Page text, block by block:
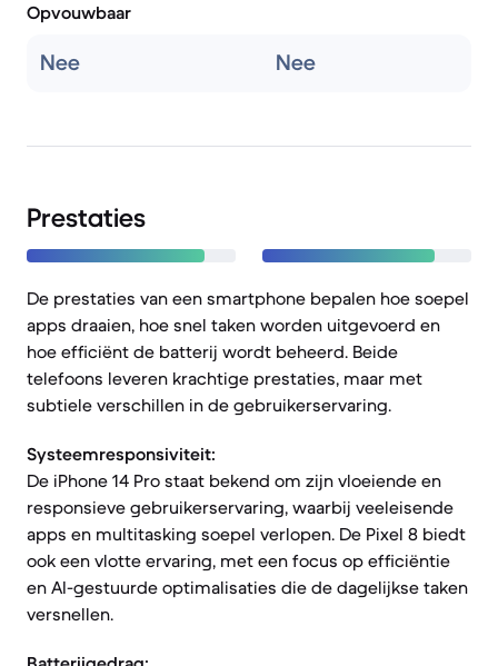
Opvouwbaar
Nee Nee
Prestaties
De prestaties van een smartphone bepalen hoe soepel
apps draaien, hoe snel taken worden uitgevoerd en
hoe efficiënt de batterij wordt beheerd. Beide
telefoons leveren krachtige prestaties, maar met
subtiele verschillen in de gebruikerservaring.
Systeemresponsiviteit:
De iPhone 14 Pro staat bekend om zijn vloeiende en
responsieve gebruikerservaring, waarbij veeleisende
apps en multitasking soepel verlopen. De Pixel 8 biedt
ook een vlotte ervaring, met een focus op efficiëntie
en AI-gestuurde optimalisaties die de dagelijkse taken
versnellen.